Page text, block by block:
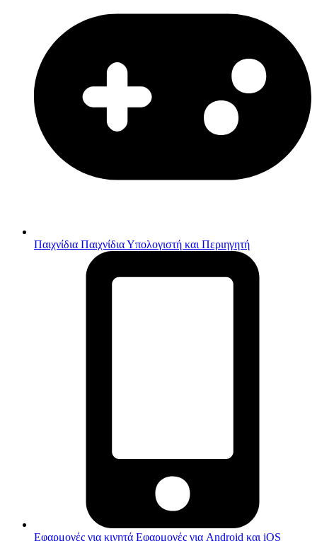
Παιχνίδια Παιχνίδια Υπολογιστή και Περιηγητή
Εφαρμογές για κινητά Εφαρμογές για Android και iOS